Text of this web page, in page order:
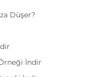
Düşer?
İndir